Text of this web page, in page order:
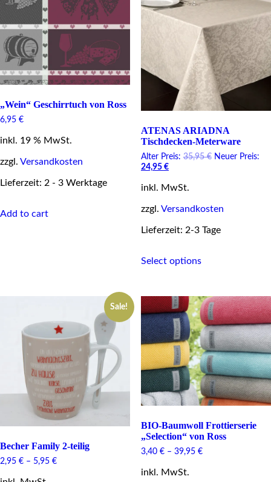
„Wein“ Geschirrtuch von Ross
6,95 €
inkl. 19 % MwSt.
zzgl. Versandkosten
Lieferzeit: 2 - 3 Werktage
Add to cart
ATENAS ARIADNA
Tischdecken-Meterware
Alter Preis: 35,95€ Original
Neuer Preis:
24,95 €Current
is:
inkl. MwSt.
zzgl. Versandkosten
Lieferzeit: 2-3 Tage
Select optionsproduct
variants.
The
options
may
be
chosen
on
the
product
page
Sale!
Becher Family 2-teilig
2,95 € – 5,95 €
BIO-Baumwoll Frottierserie
„Selection“ von Ross
3,40 €– 39,95 €
inkl. MwSt.